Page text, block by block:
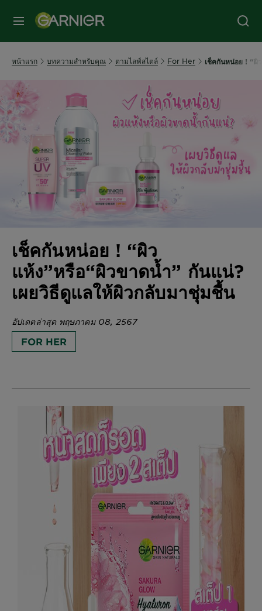
หน้าแรก บทความสำหรับคุณ ตามไลฟ์สไตล์ For Her เช็คกันหน่อย ! “ผิ
เช็คกันหน่อย ! “ผิว
แห้ง”หรือ“ผิวขาดน้ำ” กันแน่?
เผยวิธีดูแลให้ผิวกลับมาชุ่มชื้น
อัปเดตล่าสุด พฤษภาคม 08, 2567
FOR HER